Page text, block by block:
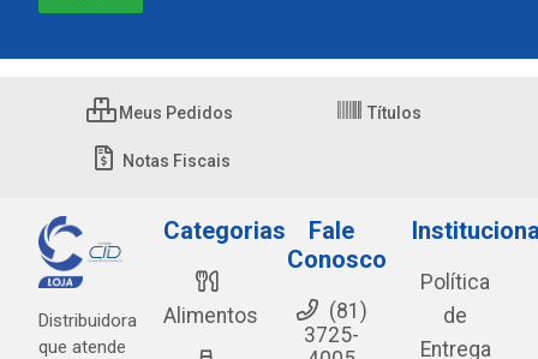
Meus Pedidos Títulos
Notas Fiscais
Distribuidora
que atende
Categorias
Alimentos
Fale
Conosco
(81)
3725-
Política
de
Entrega